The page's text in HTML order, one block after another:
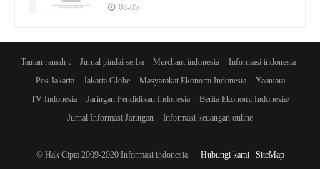
Tiket"
08-05
Tautan ramah： Jurnal pindai serba Merchant indonesia
Informasi indonesia
Pos Jakarta
Jakarta Globe Masyarakat Ekonomi Indonesia
Yaantara
TV Indonesia
Jaringan Pendidikan Indonesia
Berita Ekonomi Indonesia/
Jurnal Informasi Jaringan
Informasi keuangan online
© Hak Cipta 2009-2020 Informasi indonesia Hubungi kami SiteMap